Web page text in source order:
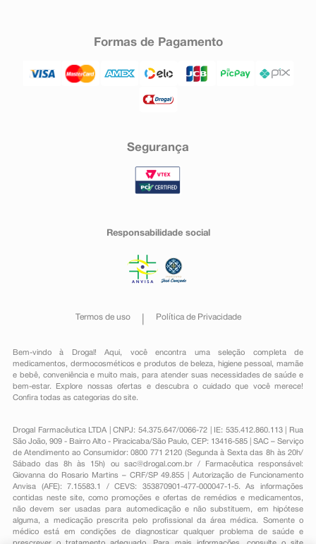
Formas de Pagamento
Segurança
Responsabilidade social
Termos de uso Política de Privacidade
Bem-vindo à Drogal! Aqui, você encontra uma seleção completa de
medicamentos , dermocosméticos e produtos de beleza, higiene pessoal ,mamãe
e bebê, conveniênciae muito mais, para atender suas necessidades de saúde e
bem-estar. Explore nossas ofertas e descubra o cuidado que você merece!
Confira todas as categorias do site.
Drogal Farmacêutica LTDA | CNPJ: 54.375.647/0066-72 | IE: 535.412.860.113 | Rua
São João, 909 - Bairro Alto - Piracicaba/São Paulo, CEP: 13416-585 | SAC – Serviço
de Atendimento ao Consumidor: 0800 771 2120 (Segunda à Sexta das 8h às 20h/
Sábado das 8h às 15h) ou sac@drogal.com.br/ Farmacêutica responsável:
Giovanna do Rosario Martins – CRF/SP 49.855 | Autorização de Funcionamento
Anvisa (AFE): 7.15583.1 / CEVS: 353870901-477-000047-1-5. As informações
contidas neste site, como promoções e ofertas de remédios e medicamentos,
não devem ser usadas para automedicação e não substituem, em hipótese
alguma, a medicação prescrita pelo profissional da área médica. Somente o
médico está em condições de diagnosticar qualquer problema de saúde e